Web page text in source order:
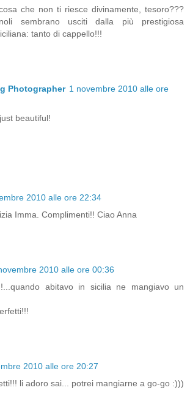
che non ti riesce divinamente, tesoro???
sembrano usciti dalla più prestigiosa
tanto di cappello!!!
Photographer 1 novembre 2010 alle ore
beautiful!
2010 alle ore 22:34
Imma. Complimenti!! Ciao Anna
2010 alle ore 00:36
abitavo in sicilia ne mangiavo un
2010 alle ore 20:27
li adoro sai... potrei mangiarne a go-go :)))